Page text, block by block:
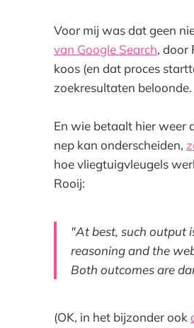
Voor mij was dat geen
van Google Search, door
koos (en dat proces
zoekresultaten beloonde.
En wie betaalt hier weer
nep kan onderscheiden,
hoe vliegtuigvleugels
Rooij:
"At best, such output
reasoning and the
Both outcomes are
(OK, in het bijzonder ook